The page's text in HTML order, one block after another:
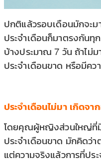
ปกติแล้วรอบเดือนมักจะ
ประจำเดือนก็มาตรงกันทุ
บ้างประมาณ 7 วัน ถ้าไม่
ประจำเดือนขาด หรือมีค
ประจำเดือนไม่มา เกิดจาก
โดยคุณผู้หญิงส่วนใหญ่ที่มี
ประจำเดือนขาด มักคิดว่
แต่ความจริงแล้วการที่ปร